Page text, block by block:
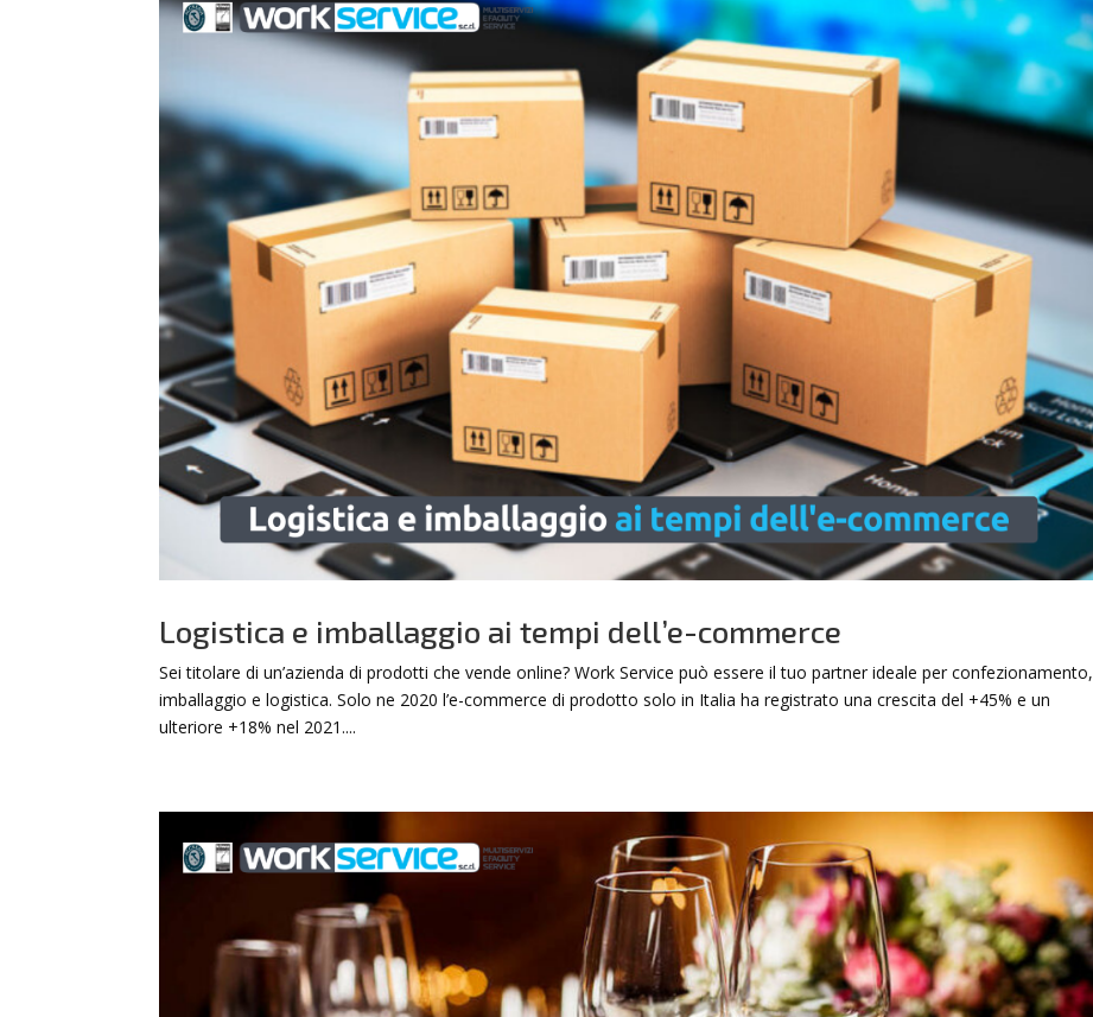
Logistica e imballaggio ai tempi dell’e-commerce
Sei titolare di un’azienda di prodotti che vende online? Work Service può essere il tuo partner ideale per confezionamento,
imballaggio e logistica. Solo ne 2020 l’e-commerce di prodotto solo in Italia ha registrato una crescita del +45% e un
ulteriore +18% nel 2021....